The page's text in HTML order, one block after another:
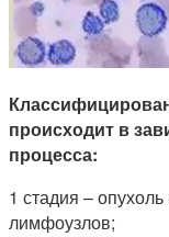
происходит в
процесса:
1 стадия –
лимфоузлов;